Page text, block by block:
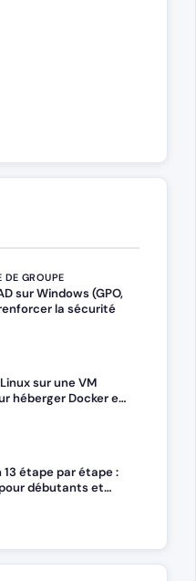
DE GROUPE
sur Windows (GPO,
la sécurité
sur une VM
héberger Docker et
étape par étape :
débutants et